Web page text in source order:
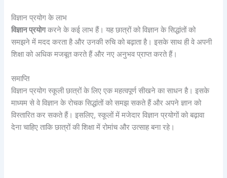
विज्ञान प्रयोग के लाभ
विज्ञान प्रयोगकरने के कई लाभ हैं। यह छात्रों को विज्ञान के सिद्धांतों को
समझने में मदद करता है और उनकी रुचि को बढ़ाता है। इसके साथ ही वे अपनी
शिक्षा को अधिक मजबूत करते हैं और नए अनुभव प्राप्त करते हैं।
समाप्ति
विज्ञान प्रयोग स्कूली छात्रों के लिए एक महत्वपूर्ण सीखने का साधन है। इसके
माध्यम से वे विज्ञान के रोचक सिद्धांतों को समझ सकते हैं और अपने ज्ञान को
विस्तारित कर सकते हैं। इसलिए, स्कूलों में मजेदार विज्ञान प्रयोगों को बढ़ावा
देना चाहिए ताकि छात्रों की शिक्षा में रोमांच और उत्साह बना रहे।